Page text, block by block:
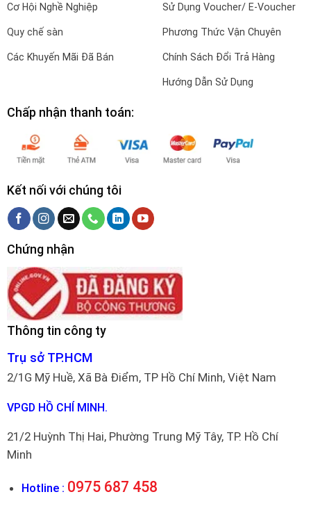
Cơ Hội Nghề Nghiệp
Quy chế sàn
Các Khuyến Mãi Đã Bán
Sử Dụng Voucher/ E-Voucher
Phương Thức Vận Chuyên
Chính Sách Đổi Trả Hàng
Hướng Dẫn Sử Dụng
Chấp nhận thanh toán:
Kết nối với chúng tôi
Chứng nhận
Thông tin công ty
Trụ sở TP.HCM
2/1G Mỹ Huề, Xã Bà Điểm, TP Hồ Chí Minh, Việt Nam
VPGD HỒ CHÍ MINH.
21/2 Huỳnh Thị Hai, Phường Trung Mỹ Tây, TP. Hồ Chí
Minh
Hotline : 0975 687 458